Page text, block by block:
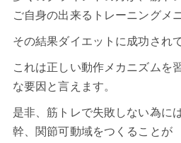
ご自身の出来るトレーニングメ
その結果ダイエットに成功され
これは正しい動作メカニズムを
な要因と言えます。
是非、筋トレで失敗しない為に
幹、関節可動域をつくることが